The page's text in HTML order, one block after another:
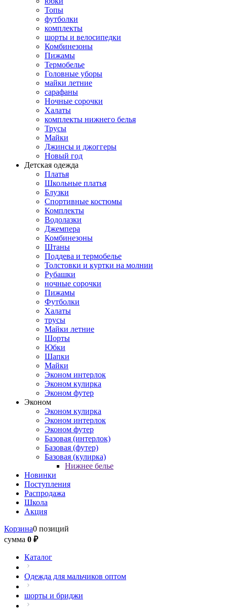
Топы
футболки
комплекты
шорты и велосипедки
Комбинезоны
Пижамы
Термобелье
Головные уборы
майки летние
сарафаны
Ночные сорочки
Халаты
комплекты нижнего белья
Трусы
Майки
Джинсы и джоггеры
Новый год
Детская одежда
Платья
Школьные платья
Блузки
Спортивные костюмы
Комплекты
Водолазки
Джемпера
Комбинезоны
Штаны
Поддева и термобелье
Толстовки и куртки на молнии
Рубашки
ночные сорочки
Пижамы
Футболки
Халаты
трусы
Майки летние
Шорты
Юбки
Шапки
Майки
Эконом интерлок
Эконом кулирка
Эконом футер
Эконом
Эконом кулирка
Эконом интерлок
Эконом футер
Базовая (интерлок)
Базовая (футер)
Базовая (кулирка)
Нижнее белье
Новинки
Поступления
Распродажа
Школа
Акция
Корзина0 позиций
сумма 0 ₽
Каталог
Одежда для мальчиков оптом
шорты и бриджи